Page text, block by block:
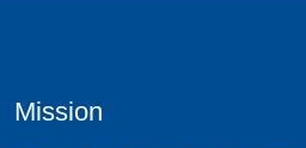
Mission